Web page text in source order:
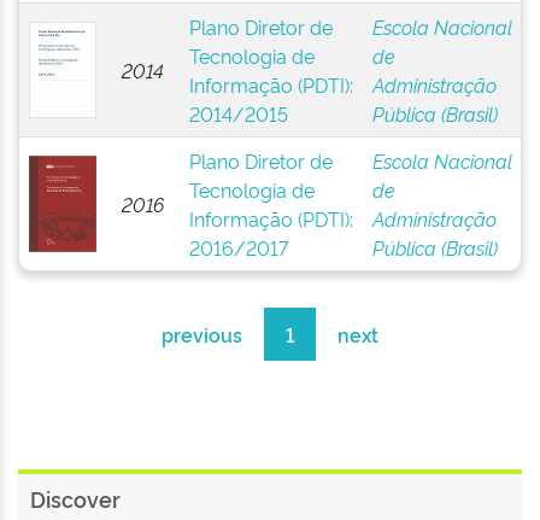
2014
Plano Diretor de
Tecnologia de
Informação (PDTI):
2014/2015
Escola Nacional
de
Administração
Pública (Brasil)
2016
Plano Diretor de
Tecnologia de
Informação (PDTI):
2016/2017
Escola Nacional
de
Administração
Pública (Brasil)
previous 1 next
Discover